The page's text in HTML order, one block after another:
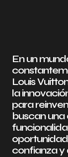
En un
Louis
la
para
buscan
confianza y